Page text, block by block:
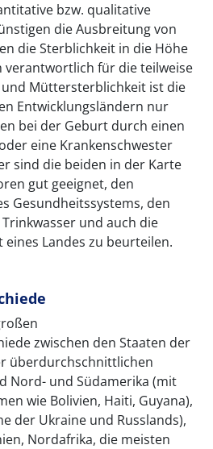
bzw. qualitative
die Ausbreitung von
die Sterblichkeit in die Höhe
verantwortlich für die teilweise
Müttersterblichkeit ist die
Entwicklungsländern nur
bei der Geburt durch einen
eine Krankenschwester
sind die beiden in der Karte
gut geeignet, den
Gesundheitssystems, den
und auch die
Landes zu beurteilen.
zwischen den Staaten der
überdurchschnittlichen
Nord- und Südamerika (mit
wie Bolivien, Haiti, Guyana),
der Ukraine und Russlands),
Nordafrika, die meisten